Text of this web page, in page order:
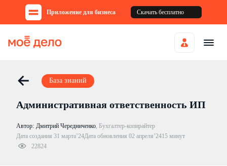
Приложение для бизнеса Скачать бесплатно
База знаний
Административная ответственность ИП
Автор: Дмитрий Чередниченко, Бухгалтер-копирайтер
Дата создания 31 марта’24Дата обновления 02 апреля’2415 минут
22824